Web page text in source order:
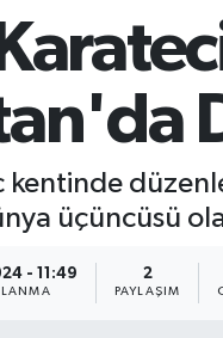
kentinde
üçüncüsü
- 11:49 2
PAYLAŞIM